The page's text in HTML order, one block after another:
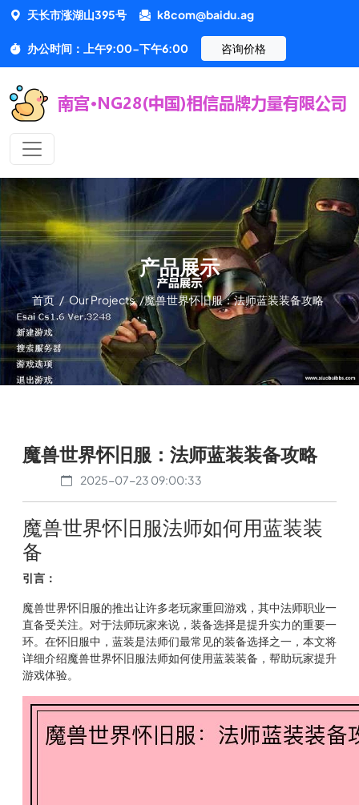
天长市涨湖山395号 k8com@baidu.ag
办公时间：上午9:00-下午6:00 咨询价格
产品展示
首页 / Our Projects /魔兽世界怀旧服：法师蓝装装备攻略
魔兽世界怀旧服：法师蓝装装备攻略
2025-07-23 09:00:33
魔兽世界怀旧服法师如何用蓝装装
备
引言：
魔兽世界怀旧服的推出让许多老玩家重回游戏，其中法师职业一
直备受关注。对于法师玩家来说，装备选择是提升实力的重要一
环。在怀旧服中，蓝装是法师们最常见的装备选择之一，本文将
详细介绍魔兽世界怀旧服法师如何使用蓝装装备，帮助玩家提升
游戏体验。